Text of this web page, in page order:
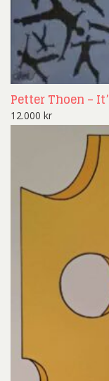
Petter Thoen –
12.000 kr